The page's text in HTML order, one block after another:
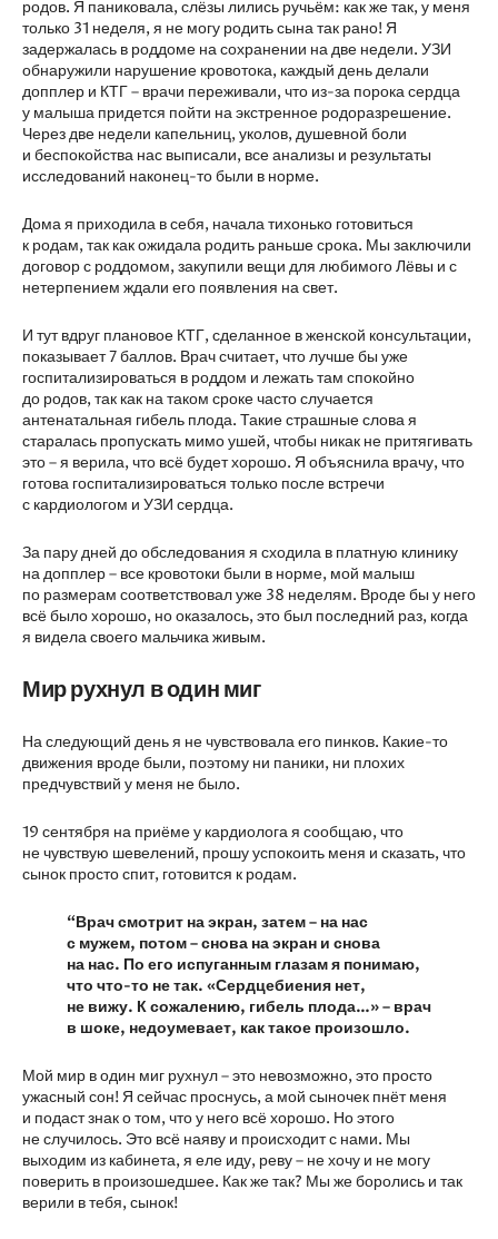
родов. Я паниковала, слёзы лились ручьём: как же так, у меня
только 31 неделя, я не могу родить сына так рано! Я
задержалась в роддоме на сохранении на две недели. УЗИ
обнаружили нарушение кровотока, каждый день делали
допплер и КТГ – врачи переживали, что из-за порока сердца
у малыша придется пойти на экстренное родоразрешение.
Через две недели капельниц, уколов, душевной боли
и беспокойства нас выписали, все анализы и результаты
исследований наконец-то были в норме.
Дома я приходила в себя, начала тихонько готовиться
к родам, так как ожидала родить раньше срока. Мы заключили
договор с роддомом, закупили вещи для любимого Лёвы и с
нетерпением ждали его появления на свет.
И тут вдруг плановое КТГ, сделанное в женской консультации,
показывает 7 баллов. Врач считает, что лучше бы уже
госпитализироваться в роддом и лежать там спокойно
до родов, так как на таком сроке часто случается
антенатальная гибель плода. Такие страшные слова я
старалась пропускать мимо ушей, чтобы никак не притягивать
это – я верила, что всё будет хорошо. Я объяснила врачу, что
готова госпитализироваться только после встречи
с кардиологом и УЗИ сердца.
За пару дней до обследования я сходила в платную клинику
на допплер – все кровотоки были в норме, мой малыш
по размерам соответствовал уже 38 неделям. Вроде бы у него
всё было хорошо, но оказалось, это был последний раз, когда
я видела своего мальчика живым.
Мир рухнул в один миг
На следующий день я не чувствовала его пинков. Какие-то
движения вроде были, поэтому ни паники, ни плохих
предчувствий у меня не было.
19 сентября на приёме у кардиолога я сообщаю, что
не чувствую шевелений, прошу успокоить меня и сказать, что
сынок просто спит, готовится к родам.
“Врач смотрит на экран, затем – на нас
с мужем, потом – снова на экран и снова
на нас. По его испуганным глазам я понимаю,
что что-то не так. «Сердцебиения нет,
не вижу. К сожалению, гибель плода…» – врач
в шоке, недоумевает, как такое произошло.
Мой мир в один миг рухнул – это невозможно, это просто
ужасный сон! Я сейчас проснусь, а мой сыночек пнёт меня
и подаст знак о том, что у него всё хорошо. Но этого
не случилось. Это всё наяву и происходит с нами. Мы
выходим из кабинета, я еле иду, реву – не хочу и не могу
поверить в произошедшее. Как же так? Мы же боролись и так
верили в тебя, сынок!